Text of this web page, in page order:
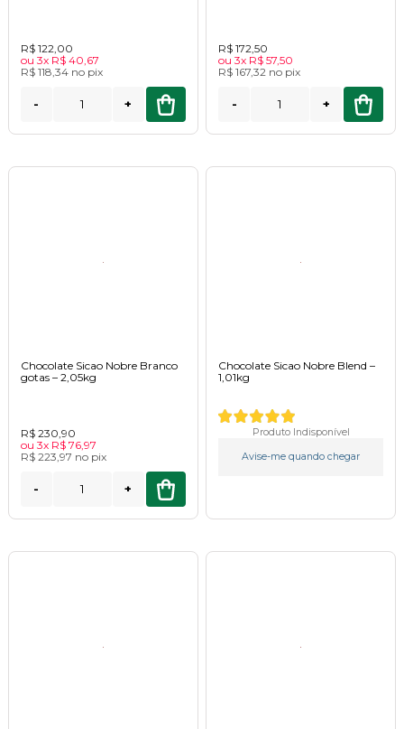
R$ 122,00
ou 3x R$ 40,67
R$ 118,34 no pix
- +
R$ 172,50
ou 3x R$ 57,50
R$ 167,32 no pix
- +
Chocolate Sicao Nobre Branco
gotas – 2,05kg
R$ 230,90
ou 3x R$ 76,97
R$ 223,97 no pix
- +
Chocolate Sicao Nobre Blend –
1,01kg
Produto Indisponível
Avise-me quando chegar